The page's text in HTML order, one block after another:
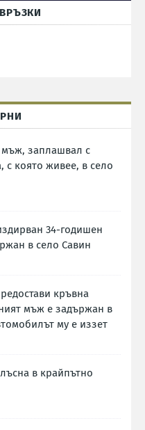
заплашвал с
с която живее, в село
34-годишен
в село Савин
кръвна
мъж е задържан в
му е иззет
в крайпътно